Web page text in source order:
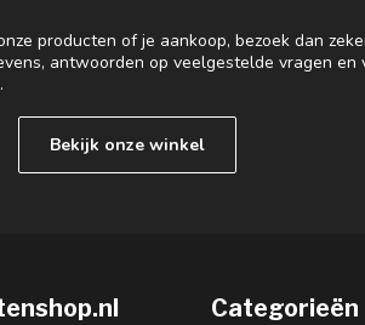
producten of je aankoop, bezoek dan
antwoorden op veelgestelde vragen en
Bekijk onze winkel
Categorieën